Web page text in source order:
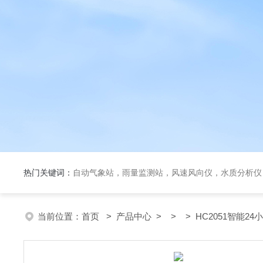
热门关键词： 自动气象站，雨量监测站，风速风向仪，水质分析
当前位置： 首页 > 产品中心 > > > HC2051智能24小